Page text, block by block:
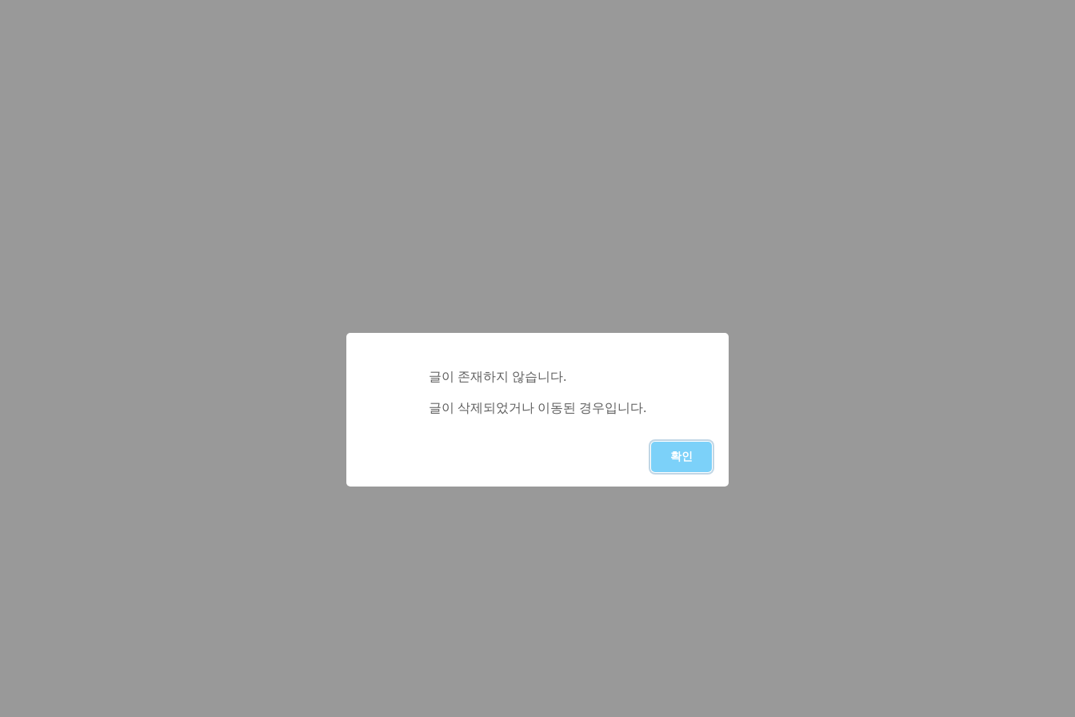
글이 존재하지 않습니다.
글이 삭제되었거나 이동된 경우입니다.
확인